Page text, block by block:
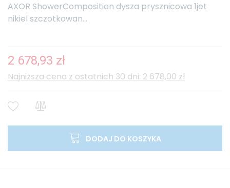
AXOR ShowerComposition dysza prysznicowa 1jet
nikiel szczotkowan...
2 678,93 zł
Najniższa cena z ostatnich 30 dni: 2 678,00 zł
DODAJ DO KOSZYKA